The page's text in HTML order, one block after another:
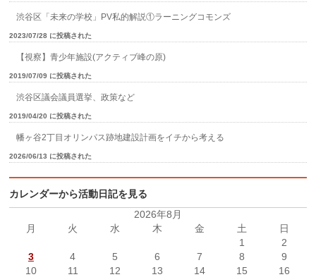
渋谷区「未来の学校」PV私的解説①ラーニングコモンズ
2023/07/28 に投稿された
【視察】青少年施設(アクティブ峰の原)
2019/07/09 に投稿された
渋谷区議会議員選挙、政策など
2019/04/20 に投稿された
幡ヶ谷2丁目オリンパス跡地建設計画をイチから考える
2026/06/13 に投稿された
カレンダーから活動日記を見る
2026年8月
月
火 水 木 金 土 日
1
2
3
4 5 6 7 8
9
10
11 12 13 14 15
16